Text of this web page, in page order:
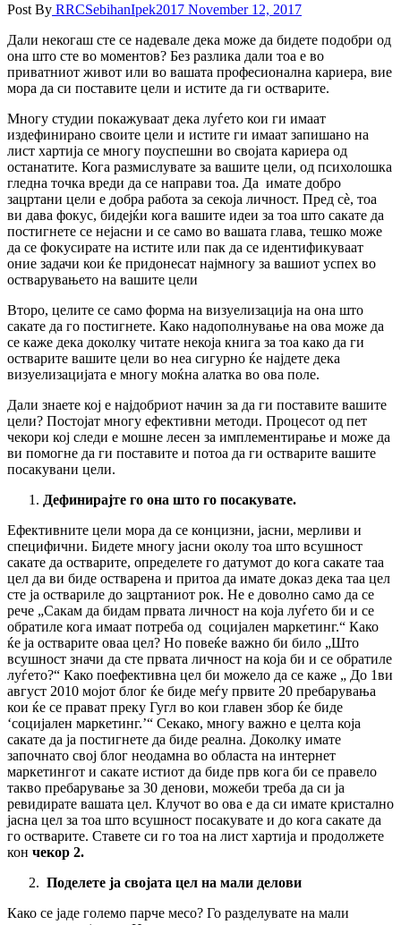
Post By RRCSebihanIpek2017 November 12, 2017
Дали некогаш сте се надевале дека може да бидете подобри од
она што сте во моментов? Без разлика дали тоа е во
приватниот живот или во вашата професионална кариера, вие
мора да си поставите цели и истите да ги остварите.
Многу студии покажуваат дека луѓето кои ги имаат
издефинирано своите цели и истите ги имаат запишано на
лист хартија се многу поуспешни во својата кариера од
останатите. Кога размислувате за вашите цели, од психолошка
гледна точка вреди да се направи тоа. Да имате добро
зацртани цели е добра работа за секоја личност. Пред сè, тоа
ви дава фокус, бидејќи кога вашите идеи за тоа што сакате да
постигнете се нејасни и се само во вашата глава, тешко може
да се фокусирате на истите или пак да се идентификуваат
оние задачи кои ќе придонесат најмногу за вашиот успех во
остварувањето на вашите цели
Второ, целите се само форма на визуелизација на она што
сакате да го постигнете. Како надополнување на ова може да
се каже дека доколку читате некоја книга за тоа како да ги
остварите вашите цели во неа сигурно ќе најдете дека
визуелизацијата е многу моќна алатка во ова поле.
Дали знаете кој е најдобриот начин за да ги поставите вашите
цели? Постојат многу ефективни методи. Процесот од пет
чекори кој следи е мошне лесен за имплементирање и може да
ви помогне да ги поставите и потоа да ги остварите вашите
посакувани цели.
Дефинирајте го она што го посакувате.
Ефективните цели мора да се концизни, јасни, мерливи и
специфични. Бидете многу јасни околу тоа што всушност
сакате да остварите, определете го датумот до кога сакате таа
цел да ви биде остварена и притоа да имате доказ дека таа цел
сте ја оствариле до зацртаниот рок. Не е доволно само да се
рече „Сакам да бидам првата личност на која луѓето би и се
обратиле кога имаат потреба од социјален маркетинг.“ Како
ќе ја остварите оваа цел? Но повеќе важно би било „Што
всушност значи да сте првата личност на која би и се обратиле
луѓето?“ Како поефективна цел би можело да се каже „ До 1ви
август 2010 мојот блог ќе биде меѓу првите 20 пребарувања
кои ќе се прават преку Гугл во кои главен збор ќе биде
‘социјален маркетинг.’“ Секако, многу важно е целта која
сакате да ја постигнете да биде реална. Доколку имате
започнато свој блог неодамна во областа на интернет
маркетингот и сакате истиот да биде прв кога би се правело
такво пребарување за 30 денови, можеби треба да си ја
ревидирате вашата цел. Клучот во ова е да си имате кристално
јасна цел за тоа што всушност посакувате и до кога сакате да
го остварите. Ставете си го тоа на лист хартија и продолжете
кон чекор 2.
Поделете ја својата цел на мали делови
Како се јаде големо парче месо? Го разделувате на мали